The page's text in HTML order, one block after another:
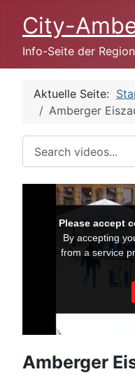
City-
Info-Seite der Region
Aktuelle Seite:
Amberger
Amberger